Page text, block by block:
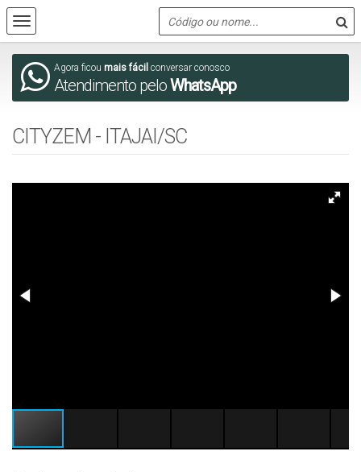
Agora ficou mais fácil conversar conosco
Atendimento peloWhatsApp
CITYZEM - ITAJAI/SC